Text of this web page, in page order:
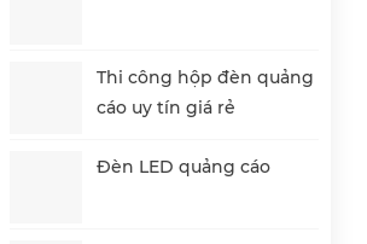
Thi công hộp đèn quảng
cáo uy tín giá rẻ
Đèn LED quảng cáo